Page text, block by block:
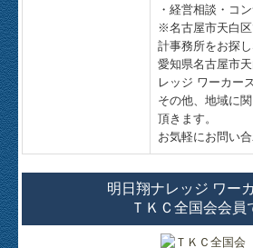
・経営相談・コ
※名古屋市天白
計事務所をお探
愛知県名古屋市
レッジ ワーカー
その他、地域に
頂きます。
お気軽にお問い合
明日翔ナレッジ ワー
ＴＫＣ全国会会員